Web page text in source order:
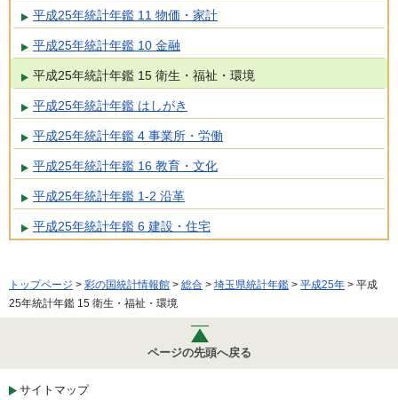
平成25年統計年鑑 11 物価・家計
平成25年統計年鑑 10 金融
平成25年統計年鑑 15 衛生・福祉・環境
平成25年統計年鑑 はしがき
平成25年統計年鑑 4 事業所・労働
平成25年統計年鑑 16 教育・文化
平成25年統計年鑑 1-2 沿革
平成25年統計年鑑 6 建設・住宅
トップページ > 彩の国統計情報館 > 総合 > 埼玉県統計年鑑 > 平成25年 > 平成
25年統計年鑑 15 衛生・福祉・環境
ページの先頭へ戻る
サイトマップ